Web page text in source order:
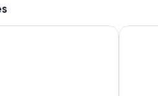
expendedora y un ascensor
Dori Mango